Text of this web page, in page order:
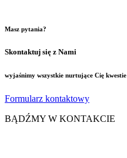
Masz pytania?
Skontaktuj się z Nami
wyjaśnimy wszystkie nurtujące Cię kwestie
Formularz kontaktowy
BĄDŹMY W KONTAKCIE